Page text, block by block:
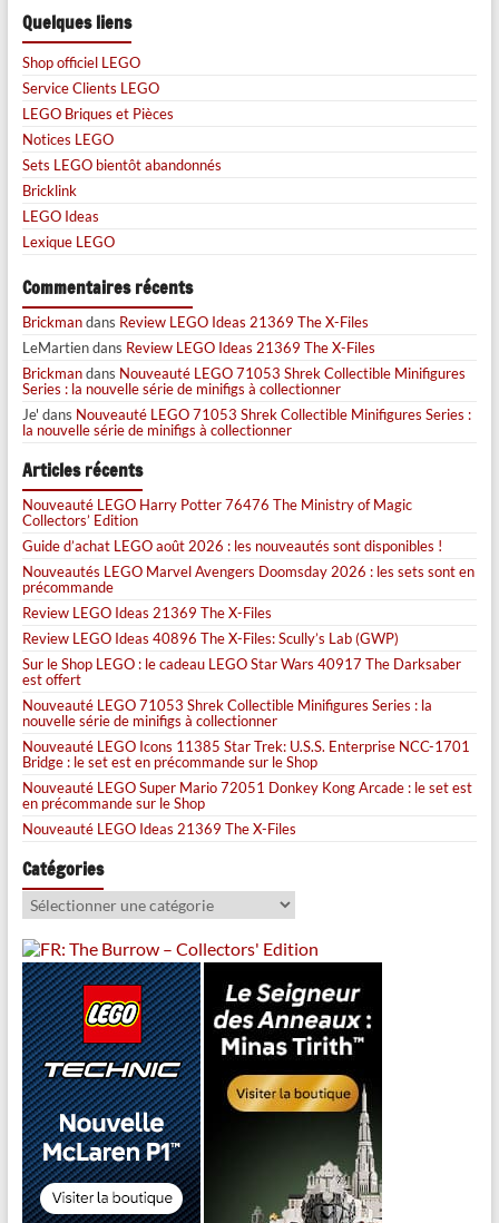
Quelques liens
Shop officiel LEGO
Service Clients LEGO
LEGO Briques et Pièces
Notices LEGO
Sets LEGO bientôt abandonnés
Bricklink
LEGO Ideas
Lexique LEGO
Commentaires récents
Brickmandans Review LEGO Ideas 21369 The X-Files
LeMartiendans Review LEGO Ideas 21369 The X-Files
Brickmandans Nouveauté LEGO 71053 Shrek Collectible Minifigures
Series : la nouvelle série de minifigs à collectionner
Je' dans Nouveauté LEGO 71053 Shrek Collectible Minifigures Series :
la nouvelle série de minifigs à collectionner
Articles récents
Nouveauté LEGO Harry Potter 76476 The Ministry of Magic
Collectors’ Edition
Guide d’achat LEGO août 2026 : les nouveautés sont disponibles !
Nouveautés LEGO Marvel Avengers Doomsday 2026 : les sets sont en
précommande
Review LEGO Ideas 21369 The X-Files
Review LEGO Ideas 40896 The X-Files: Scully’s Lab (GWP)
Sur le Shop LEGO : le cadeau LEGO Star Wars 40917 The Darksaber
est offert
Nouveauté LEGO 71053 Shrek Collectible Minifigures Series : la
nouvelle série de minifigs à collectionner
Nouveauté LEGO Icons 11385 Star Trek: U.S.S. Enterprise NCC-1701
Bridge : le set est en précommande sur le Shop
Nouveauté LEGO Super Mario 72051 Donkey Kong Arcade : le set est
en précommande sur le Shop
Nouveauté LEGO Ideas 21369 The X-Files
Catégories
Catégories